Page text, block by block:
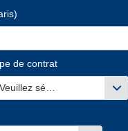
de contrat
Veuillez sélectionner une ou